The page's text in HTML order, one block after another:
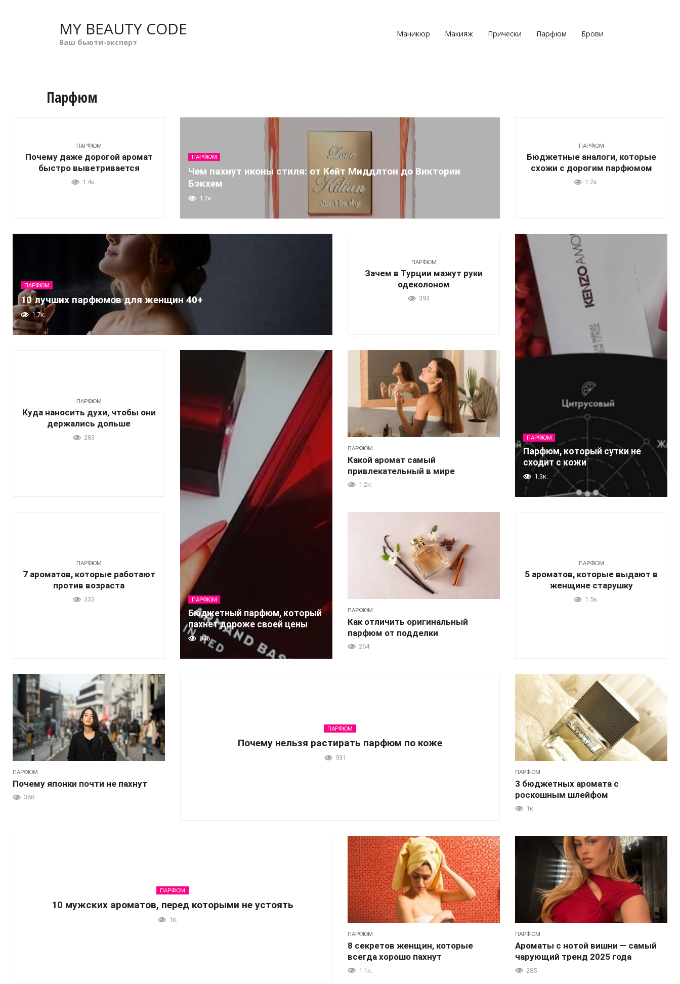
MY BEAUTY CODE
Ваш бьюти-эксперт
Маникюр Макияж Прически Парфюм Брови
Парфюм
ПАРФЮМ
Почему даже дорогой аромат
быстро выветривается
1.4к.
ПАРФЮМ
Чем пахнут иконы стиля: от Кейт Миддлтон до Виктории
Бэкхем
1.2к.
ПАРФЮМ
Бюджетные аналоги, которые
схожи с дорогим парфюмом
1.2к.
ПАРФЮМ
10 лучших парфюмов для женщин 40+
1.7к.
ПАРФЮМ
Зачем в Турции мажут руки
одеколоном
393
ПАРФЮМ
Парфюм, который сутки не
сходит с кожи
1.3к.
ПАРФЮМ
Куда наносить духи, чтобы они
держались дольше
283
ПАРФЮМ
Бюджетный парфюм, который
пахнет дороже своей цены
846
ПАРФЮМ
Какой аромат самый
привлекательный в мире
1.2к.
ПАРФЮМ
7 ароматов, которые работают
против возраста
333
ПАРФЮМ
Как отличить оригинальный
парфюм от подделки
264
ПАРФЮМ
5 ароматов, которые выдают в
женщине старушку
1.5к.
ПАРФЮМ
Почему японки почти не пахнут
368
ПАРФЮМ
Почему нельзя растирать парфюм по коже
931
ПАРФЮМ
10 мужских ароматов, перед которыми не устоять
1к.
ПАРФЮМ
3 бюджетных аромата с
роскошным шлейфом
1к.
ПАРФЮМ
8 секретов женщин, которые
всегда хорошо пахнут
1.1к.
ПАРФЮМ
Ароматы с нотой вишни — самый
чарующий тренд 2025 года
285